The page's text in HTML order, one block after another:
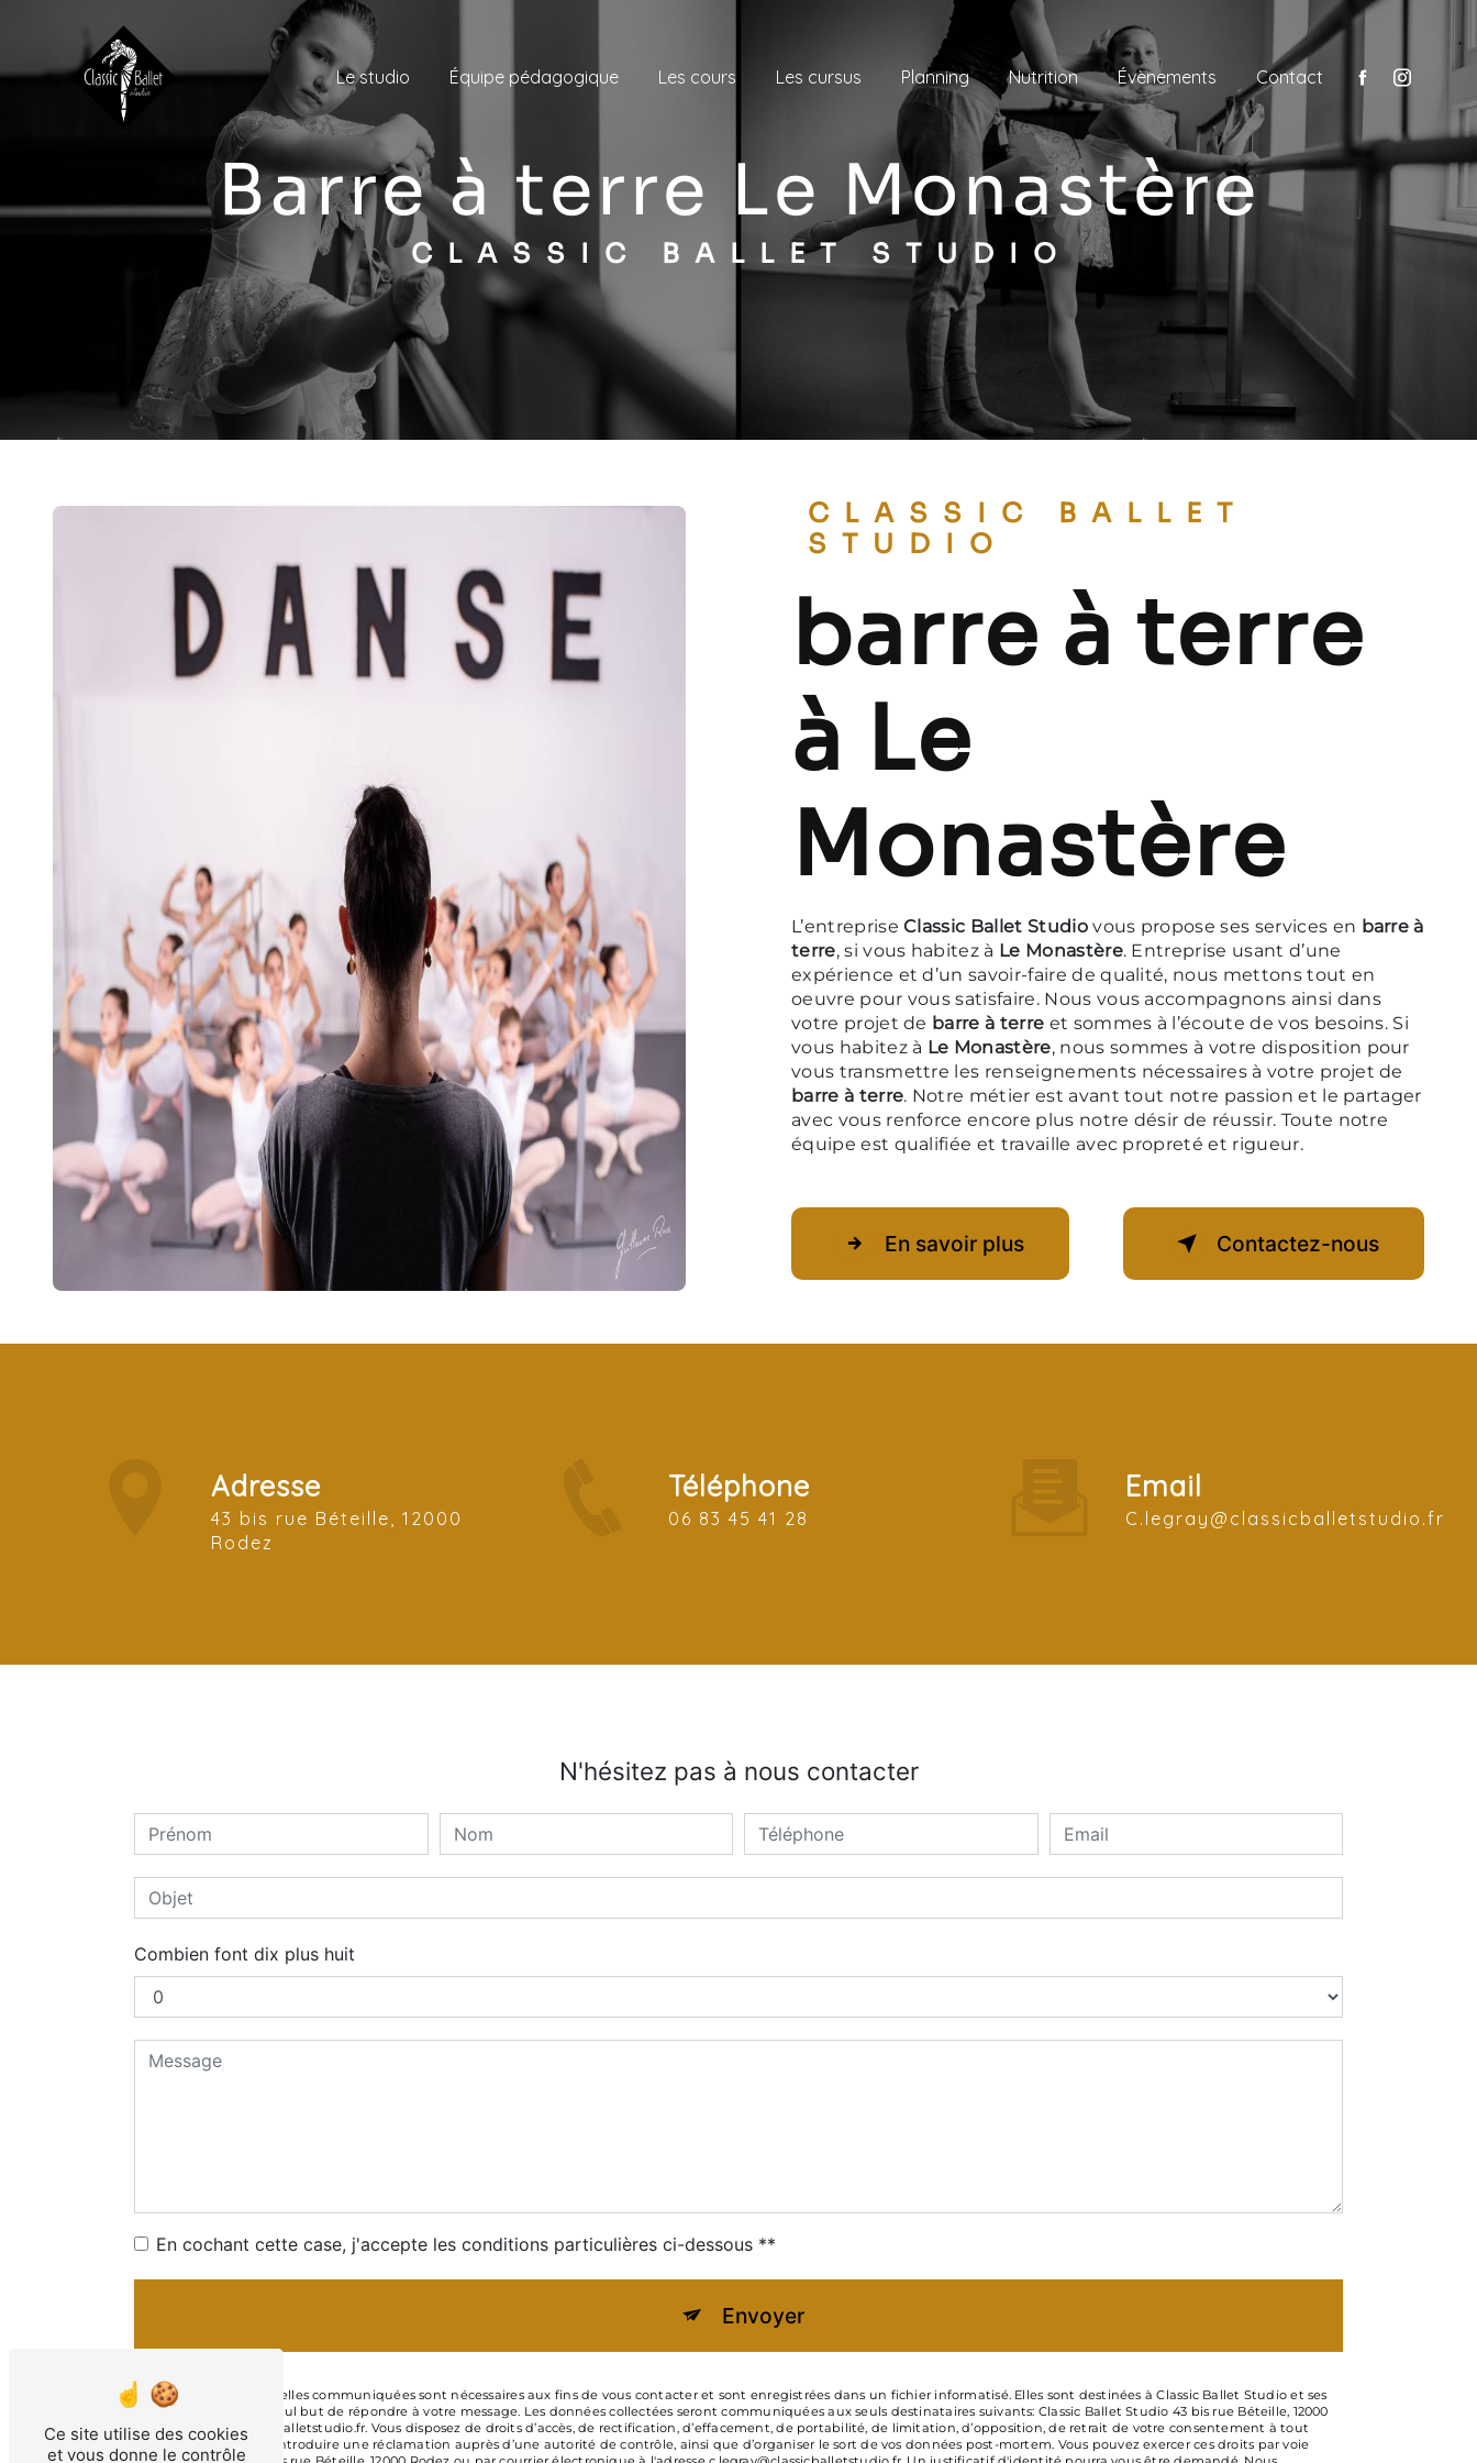
Le studio Équipe pédagogique Les cours Les cursus Planning Nutrition Évènements Contact
barre à terre Le Monastère
CLASSIC BALLET STUDIO
CLASSIC BALLET
STUDIO
barre à terre
à Le
Monastère
L’entrepriseClassic Ballet Studiovous propose ses services en barre à
terre, si vous habitez à Le Monastère. Entreprise usant d’une
expérience et d’un savoir-faire de qualité, nous mettons tout en
oeuvre pour vous satisfaire. Nous vous accompagnons ainsi dans
votre projet de barre à terre et sommes à l’écoute de vos besoins. Si
vous habitez à Le Monastère, nous sommes à votre disposition pour
vous transmettre les renseignements nécessaires à votre projet de
barre à terre. Notre métier est avant tout notre passion et le partager
avec vous renforce encore plus notre désir de réussir. Toute notre
équipe est qualifiée et travaille avec propreté et rigueur.
En savoir plus Contactez-nous
Adresse
43 bis rue Béteille, 12000
Rodez
Téléphone
06 83 45 41 28
Email
c.legray@classicballetstudio.fr
N'hésitez pas à nous contacter
Combien font dix plus huit
En cochant cette case, j'accepte les conditions particulières ci-dessous **
Envoyer
** Les données personnelles communiquées sont nécessaires aux fins de vous contacter et sont enregistrées dans un fichier informatisé. Elles sont destinées à Classic Ballet Studio et ses
sous-traitants dans le seul but de répondre à votre message. Les données collectées seront communiquées aux seuls destinataires suivants: Classic Ballet Studio 43 bis rue Béteille, 12000
Rodez c.legray@classicballetstudio.fr. Vous disposez de droits d’accès, de rectification, d’effacement, de portabilité, de limitation, d’opposition, de retrait de votre consentement à tout
moment et du droit d’introduire une réclamation auprès d’une autorité de contrôle, ainsi que d’organiser le sort de vos données post-mortem. Vous pouvez exercer ces droits par voie
Ce site utilise des cookies
et vous donne le contrôle